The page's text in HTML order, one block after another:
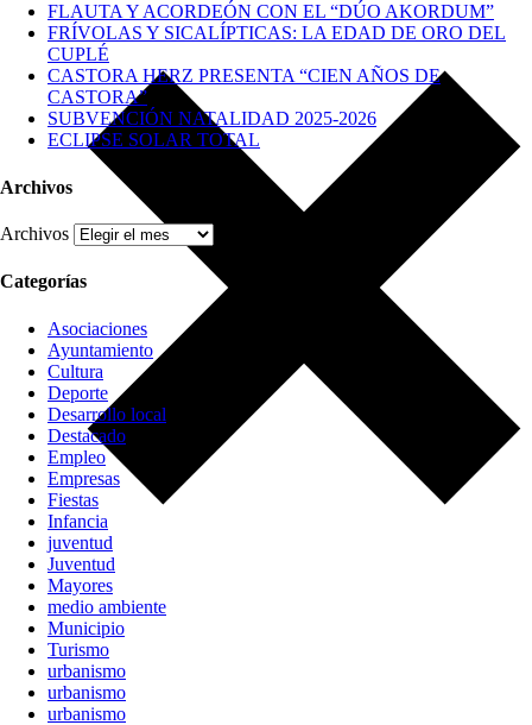
FLAUTA Y ACORDEÓN CON EL “DÚO AKORDUM”
FRÍVOLAS Y SICALÍPTICAS: LA EDAD DE ORO DEL
CUPLÉ
CASTORA HERZ PRESENTA “CIEN AÑOS DE
CASTORA”
SUBVENCIÓN NATALIDAD 2025-2026
ECLIPSE SOLAR TOTAL
Archivos
Archivos
Categorías
Asociaciones
Ayuntamiento
Cultura
Deporte
Desarrollo local
Destacado
Empleo
Empresas
Fiestas
Infancia
juventud
Juventud
Mayores
medio ambiente
Municipio
Turismo
urbanismo
urbanismo
urbanismo